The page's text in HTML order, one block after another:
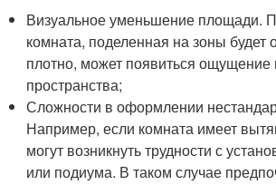
Визуальное уменьшение площади.
комната, поделенная на зоны будет
плотно, может появиться ощущение
пространства;
Сложности в оформлении
Например, если комната имеет
могут возникнуть трудности с
или подиума. В таком случае